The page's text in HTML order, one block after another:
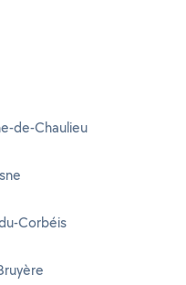
de-Chaulieu
Corbéis